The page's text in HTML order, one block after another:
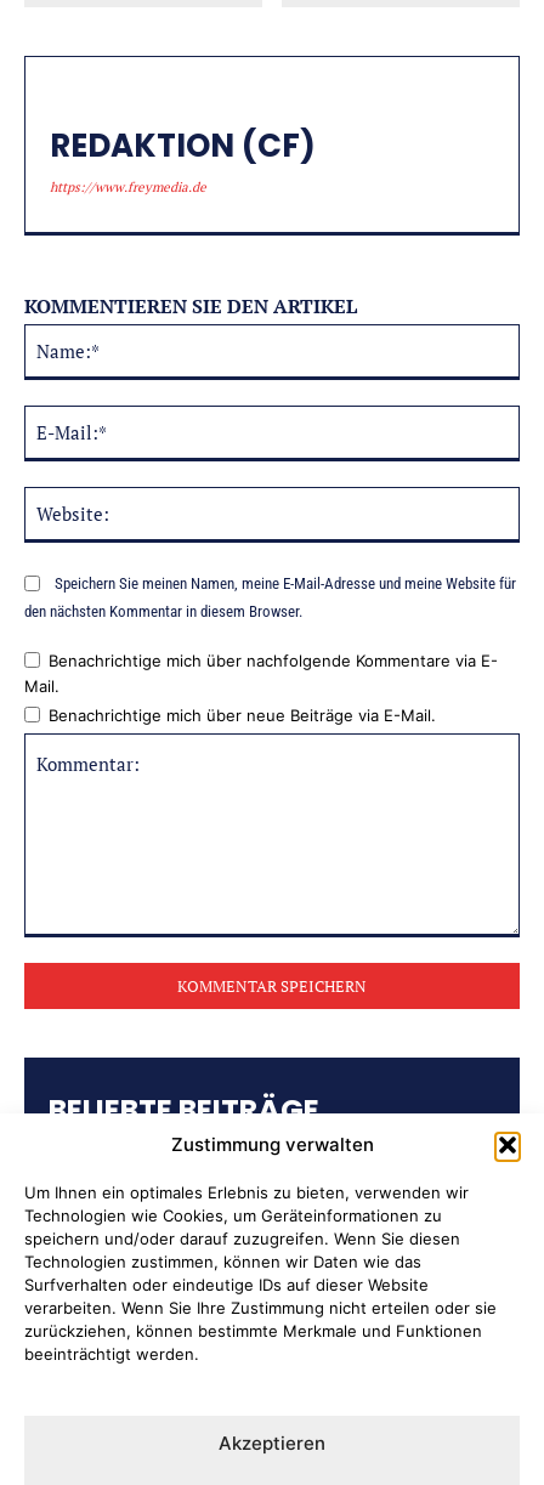
Zustimmung verwalten
Um Ihnen ein optimales Erlebnis zu bieten, verwenden wir
Technologien wie Cookies, um Geräteinformationen zu
speichern und/oder darauf zuzugreifen. Wenn Sie diesen
Technologien zustimmen, können wir Daten wie das
Surfverhalten oder eindeutige IDs auf dieser Website
verarbeiten. Wenn Sie Ihre Zustimmung nicht erteilen oder sie
zurückziehen, können bestimmte Merkmale und Funktionen
beeinträchtigt werden.
Akzeptieren
REDAKTION (CF)
https://www.freymedia.de
KOMMENTIEREN SIE DEN ARTIKEL
Speichern Sie meinen Namen, meine E-Mail-Adresse und meine Website für
den nächsten Kommentar in diesem Browser.
Benachrichtige mich über nachfolgende Kommentare via E-
Mail.
Benachrichtige mich über neue Beiträge via E-Mail.
BELIEBTE BEITRÄGE
Kulturring Attendorn präsentiert
Kultursaison 2026/2027
„Oli radelt“… am 10. August nach
Attendorn
Kulturbüro Attendorn:
„Bandförderung“
Ernten ausdrücklich erwünscht